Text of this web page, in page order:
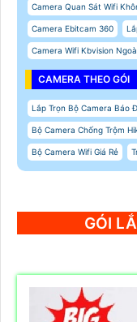
Camera Quan Sát Wifi
Camera Ebitcam 360
Camera Wifi Kbvision
CAMERA THEO GÓI
Lắp Trọn Bộ Camera Báo
Bộ Camera Chống Trộm
Bộ Camera Wifi Giá Rẻ
GÓI